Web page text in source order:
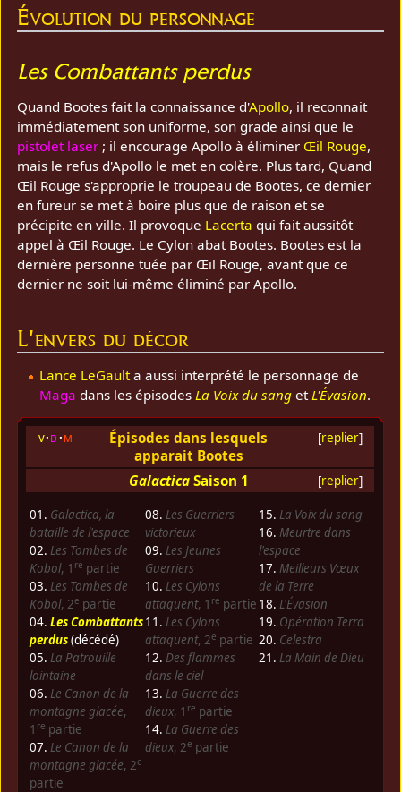
Évolution du personnage
Les Combattants perdus
Quand Bootes fait la connaissance d'Apollo, il reconnait
immédiatement son uniforme, son grade ainsi que le
pistolet laser ; il encourage Apollo à éliminer Œil Rouge,
mais le refus d'Apollo le met en colère. Plus tard, Quand
Œil Rouge s'approprie le troupeau de Bootes, ce dernier
en fureur se met à boire plus que de raison et se
précipite en ville. Il provoque Lacerta qui fait aussitôt
appel à Œil Rouge. Le Cylon abat Bootes. Bootes est la
dernière personne tuée par Œil Rouge, avant que ce
dernier ne soit lui-même éliminé par Apollo.
L'envers du décor
Lance LeGaulta aussi interprété le personnage de
Maga dans les épisodes La Voix du sangetL'Évasion.
[replier]
v d m
Épisodes dans lesquels
apparait Bootes
[replier]
Galactica Saison 1
01. Galactica, la
bataille de l'espace
02. Les Tombes de
Kobol, 1 re partie
03. Les Tombes de
Kobol, 2e partie
04. Les Combattants
perdus(décédé)
05. La Patrouille
lointaine
06. Le Canon de la
montagne glacée,
1 re partie
07. Le Canon de la
montagne glacée, 2e
partie
08. Les Guerriers
victorieux
09. Les Jeunes
Guerriers
10. Les Cylons
attaquent, 1 re partie
11. Les Cylons
attaquent, 2e partie
12. Des flammes
dans le ciel
13. La Guerre des
dieux, 1 re partie
14. La Guerre des
dieux, 2e partie
15. La Voix du sang
16. Meurtre dans
l'espace
17. Meilleurs Vœux
de la Terre
18. L'Évasion
19. Opération Terra
20. Celestra
21. La Main de Dieu